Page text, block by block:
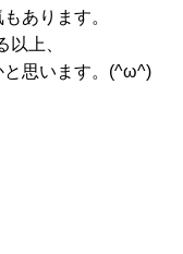
あります。
上、
と思います。(^ω^)